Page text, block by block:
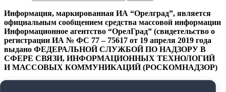
Информация, маркированная ИА “Орелград”, является
официальным сообщением средства массовой информации
Информационное агентство “ОрелГрад” (свидетельство о
регистрации ИА № ФС 77 – 75617 от 19 апреля 2019 года
выдано ФЕДЕРАЛЬНОЙ СЛУЖБОЙ ПО НАДЗОРУ В
СФЕРЕ СВЯЗИ, ИНФОРМАЦИОННЫХ ТЕХНОЛОГИЙ
И МАССОВЫХ КОММУНИКАЦИЙ (РОСКОМНАДЗОР)